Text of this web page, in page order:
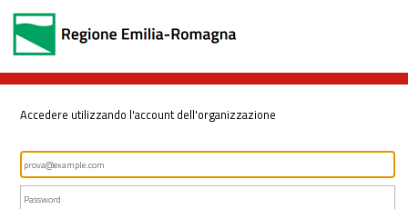
Accedere utilizzando l'account dell'organizzazione